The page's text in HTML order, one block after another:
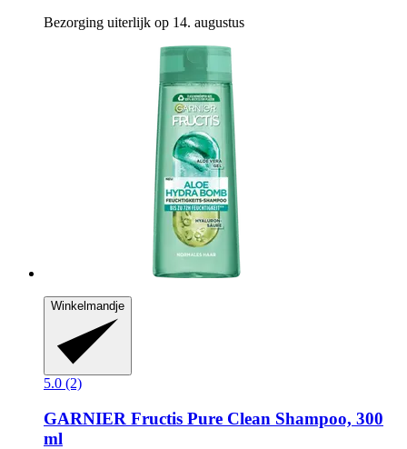
Bezorging uiterlijk op 14. augustus
Winkelmandje
5.0 (2)
GARNIER Fructis Pure Clean Shampoo, 300
ml